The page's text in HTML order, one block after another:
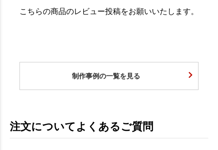
こちらの商品のレビュー投稿をお願いいたします。
制作事例の一覧を見る
注文についてよくあるご質問